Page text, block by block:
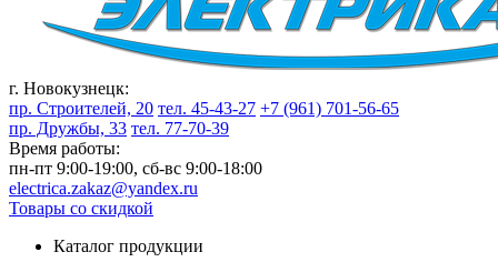
г. Новокузнецк:
пр. Строителей, 20 тел. 45-43-27 +7 (961) 701-56-65
пр. Дружбы, 33 тел. 77-70-39
Время работы:
пн-пт 9:00-19:00, сб-вс 9:00-18:00
electrica.zakaz@yandex.ru
Товары со скидкой
Каталог продукции